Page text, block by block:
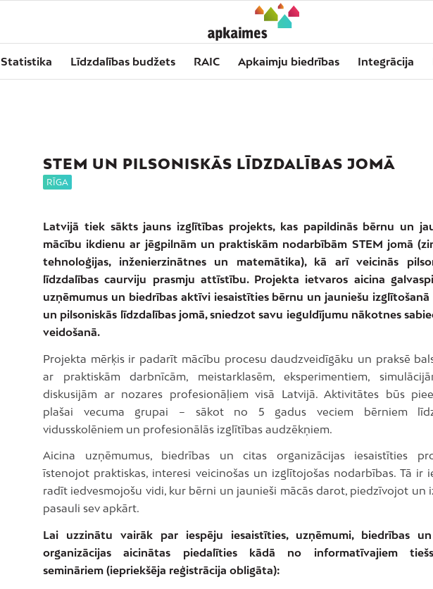
Statistika Līdzdalības budžets RAIC Apkaimju biedrības Integrācija
STEM UN PILSONISKĀS LĪDZDALĪBAS JOMĀ
RĪGA
Latvijā tiek sākts jauns izglītības projekts, kas papildinās bērnu un
mācību ikdienu ar jēgpilnām un praktiskām nodarbībām STEM jomā
tehnoloģijas, inženierzinātnes un matemātika), kā arī veicinās
līdzdalības caurviju prasmju attīstību. Projekta ietvaros aicina
uzņēmumus un biedrības aktīvi iesaistīties bērnu un jauniešu izglītošanā
un pilsoniskās līdzdalības jomā, sniedzot savu ieguldījumu nākotnes
veidošanā.
Projekta mērķis ir padarīt mācību procesu daudzveidīgāku un praksē
ar praktiskām darbnīcām, meistarklasēm, eksperimentiem,
diskusijām ar nozares profesionāļiem visā Latvijā. Aktivitātes būs
plašai vecuma grupai – sākot no 5 gadus veciem bērniem
vidusskolēniem un profesionālās izglītības audzēkņiem.
Aicina uzņēmumus, biedrības un citas organizācijas iesaistīties
īstenojot praktiskas, interesi veicinošas un izglītojošas nodarbības. Tā ir
radīt iedvesmojošu vidi, kur bērni un jaunieši mācās darot, piedzīvojot un
pasauli sev apkārt.
Lai uzzinātu vairāk par iespēju iesaistīties, uzņēmumi, biedrības
organizācijas aicinātas piedalīties kādā no informatīvajiem
semināriem (iepriekšēja reģistrācija obligāta):